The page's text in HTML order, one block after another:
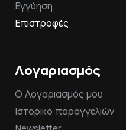
Εγγύηση
Επιστροφές
Λογαριασμός
Ο Λογαριασμός μου
Ιστορικό παραγγελιών